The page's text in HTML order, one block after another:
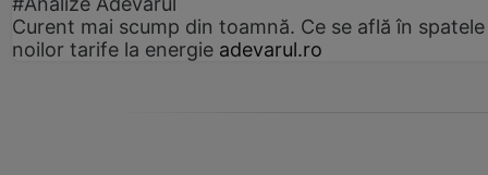
Curent mai scump din toamnă. Ce se află în spatele
noilor tarife la energie adevarul.ro